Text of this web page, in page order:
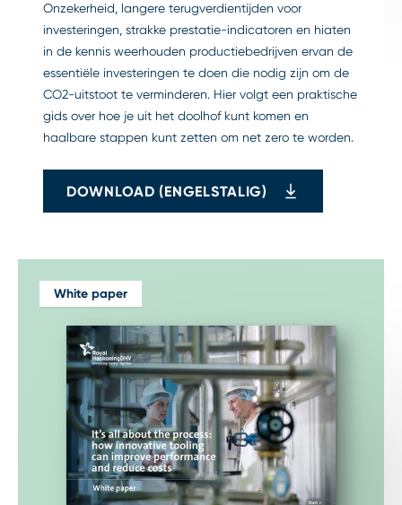
Onzekerheid, langere terugverdientijden voor
investeringen, strakke prestatie-indicatoren en hiaten
in de kennis weerhouden productiebedrijven ervan de
essentiële investeringen te doen die nodig zijn om de
CO2-uitstoot te verminderen. Hier volgt een praktische
gids over hoe je uit het doolhof kunt komen en
haalbare stappen kunt zetten om net zero te worden.
DOWNLOAD (ENGELSTALIG)
White paper